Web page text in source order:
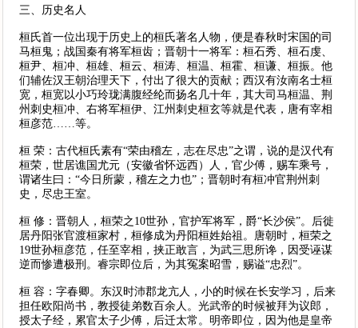
三、历史名人
桓氏首一位出现于历史上的桓氏著名人物，便是春秋时宋国的司
马桓鬼；战国秦有将军桓齿；晋朝十一将军：桓石秀、桓石虔、
桓尹、桓冲、桓雄、桓云、桓涛、桓温、桓霍、桓谦、桓振。他
们辅佐汉王朝治理天下，付出了很大的贡献；西汉有汝南名士桓
宽，桓宽以小巧玲珑满腹经纶而扬名几十年，其大司马桓温、荆
州刺史桓冲、右将军桓伊、江州刺史桓玄等就是代表，唐有宰相
桓彦范……等。
桓 荣：古代桓氏素有“荣由稽左，志在尽忠”之谓，说的是汉代有
桓荣，世居谯国尤元（安徽省怀远西）人，官少傅，赐车乘号，
谓诸生曰：“今日所蒙，稽左之力也”；晋朝时有桓冲官荆州刺
史，尽忠王室。
桓 修：晋朝人，桓荣之10世孙，官护军将军，爵“长沙侯”。后徙
居丹阳张官渡桓家村，桓修成为丹阳桓姓始祖。唐朝时，桓荣之
19世孙桓彦范，任至宰相，挟正敢言，为武三思所谗，因受诬谋
逆而惨遭极刑。睿宗即位后，为其冤案昭雪，赐谥“忠烈”。
桓 容：字春卿。东汉时沛郡龙亢人，小的时候在长安学习，后来
担任欧阳尚书，教授徒弟数百余人。光武帝的时候被拜为议郎，
授太子经，累官太子少傅，后迁太常。明帝即位，因为他是皇帝